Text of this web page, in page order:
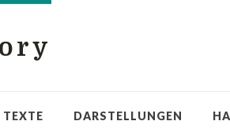
TEXTE DARSTELLUNGEN